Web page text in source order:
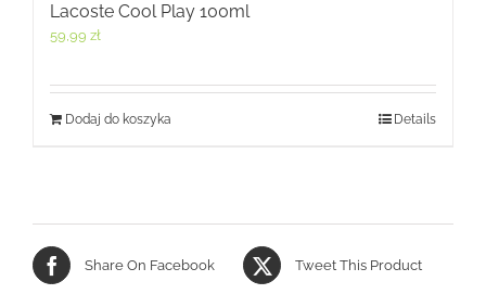
Lacoste Cool Play 100ml
59,99 zł
Dodaj do koszyka Details
Share On Facebook Tweet This Product